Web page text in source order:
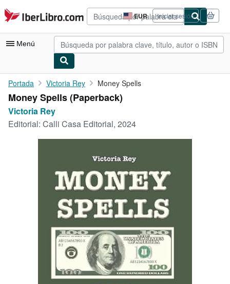
Pasar al contenido principal
IberLibro.com EUR
Preferencias
de
compra
del
Iniciar sesión
Menú
Mi cuenta
Consultar mis pedidos
Búsqueda avanzada
Arte y coleccionismo
Comenzar a vender
CERRAR
Portada Victoria Rey Money Spells
Money Spells (Paperback)
Victoria Rey
Editorial: Calli Casa Editorial, 2024